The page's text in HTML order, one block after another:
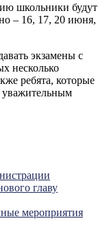
школьники будут
– 16, 17, 20 июня,
экзамены с
несколько
ребята, которые
уважительным
главу
мероприятия